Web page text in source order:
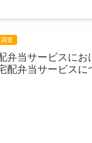
弁当サービスにお
配弁当サービス
査